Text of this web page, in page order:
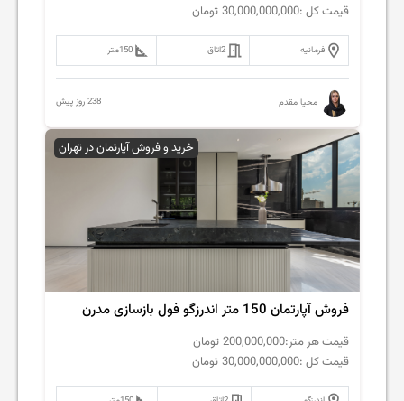
قیمت کل :30,000,000,000 تومان
فرمانیه 2اتاق 150متر
محیا مقدم 238 روز پیش
خرید و فروش آپارتمان در تهران
فروش‌ آپارتمان 150 متر اندرزگو فول بازسازی مدرن
قیمت هر متر:200,000,000 تومان
قیمت کل :30,000,000,000 تومان